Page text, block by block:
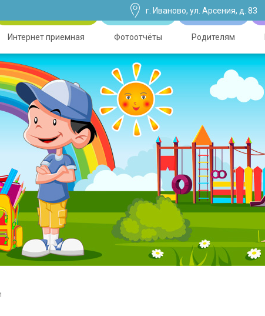
г. Иваново, ул. Арсения, д. 83
Интернет приемная Фотоотчёты Родителям